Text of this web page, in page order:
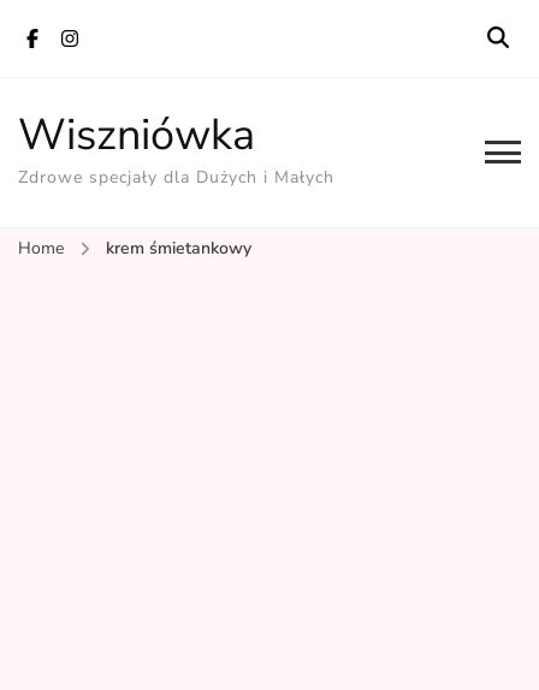
Wiszniówka
Zdrowe specjały dla Dużych i Małych
Home krem śmietankowy